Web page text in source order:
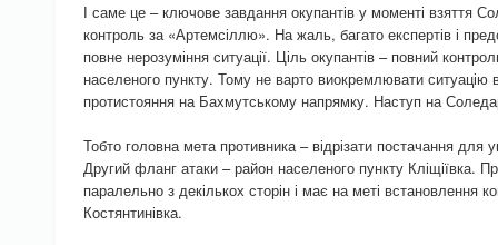
І саме це – ключове завдання окупантів у моменті взяття
контроль за «Артемсіллю». На жаль, багато експертів і
повне нерозуміння ситуації. Ціль окупантів – повний
населеного пункту. Тому не варто виокремлювати ситуацію
протистояння на Бахмутському напрямку. Наступ на
Тобто головна мета противника – відрізати постачання для
Другий фланг атаки – район населеного пункту Кліщіївка.
паралельно з декількох сторін і має на меті встановлення
Костянтинівка.